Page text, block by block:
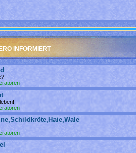
INFORMIERT